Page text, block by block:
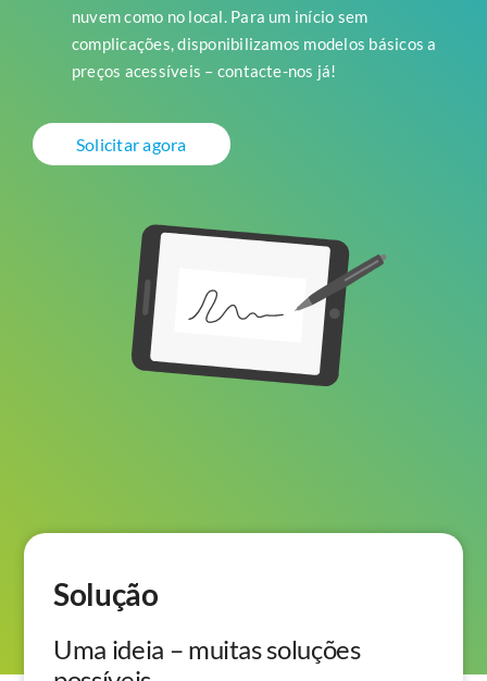
nuvem como no local. Para um início sem
complicações, disponibilizamos modelos básicos a
preços acessíveis – contacte-nos já!
Solicitar agora
Solução
Uma ideia – muitas soluções